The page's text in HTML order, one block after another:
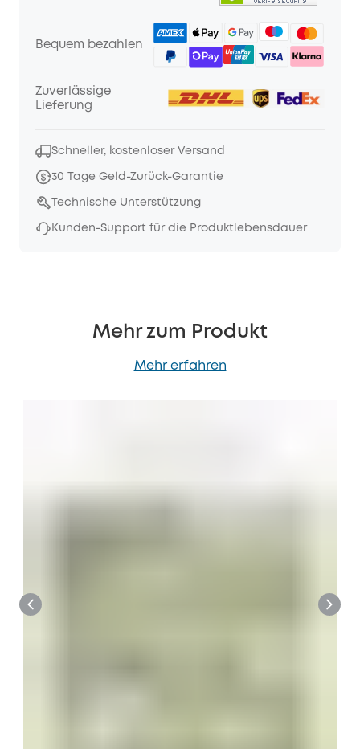
Bequem bezahlen
Zuverlässige
Lieferung
Schneller, kostenloser Versand
30 Tage Geld-Zurück-Garantie
Technische Unterstützung
Kunden-Support für die Produktlebensdauer
Mehr zum Produkt
Mehr erfahren